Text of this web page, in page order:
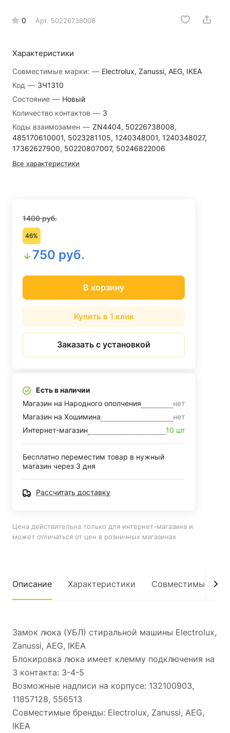
0 Арт. 50226738008
Характеристики
Совместимые марки: — Electrolux, Zanussi, AEG, IKEA
Код — ЗЧ1310
Состояние — Новый
Количество контактов — 3
Коды взаимозамен — ZN4404, 50226738008,
485170610001, 5023281105, 1240348001, 1240348027,
17362627900, 50220807007, 50246822006
Все характеристики
1400 руб.
46%
750 руб.
В корзину
Купить в 1 клик
Заказать с установкой
Есть в наличии
Магазин на Народного ополчения
нет
Магазин на Хошимина
нет
Интернет-магазин
10 шт
Бесплатно переместим товар в нужный
магазин через 3 дня
Рассчитать доставку
Цена действительна только для интернет-магазина и
может отличаться от цен в розничных магазинах
Описание Характеристики Совместимые
Замок люка (УБЛ) стиральной машины Electrolux,
Zanussi, AEG, IKEA
Блокировка люка имеет клемму подключения на
3 контакта: 3-4-5
Возможные надписи на корпусе: 132100903,
11857128, 556513
Совместимые бренды: Electrolux, Zanussi, AEG,
IKEA